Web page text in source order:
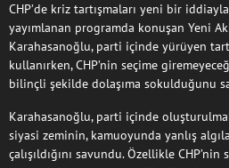
CHP’de kriz tartışmaları yeni bir
yayımlanan programda konuşan Yeni
Karahasanoğlu, parti içinde yürüyen
kullanırken, CHP’nin seçime
bilinçli şekilde dolaşıma sokulduğunu
Karahasanoğlu, parti içinde
siyasi zeminin, kamuoyunda yanlış
çalışıldığını savundu. Özellikle